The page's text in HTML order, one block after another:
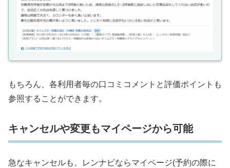
もちろん、各利用者毎の口コミコメントと評価ポイントも
参照することができます。
キャンセルや変更もマイページから可能
急なキャンセルも、レンナビならマイページ(予約の際に